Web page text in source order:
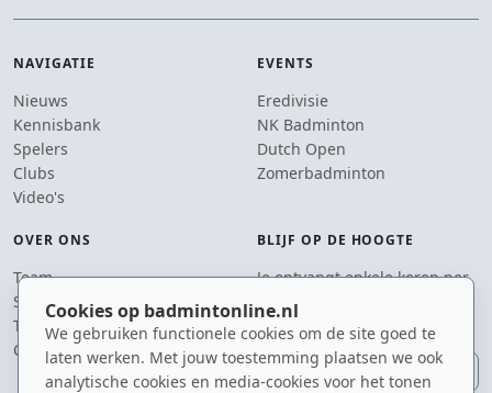
Cookies op badmintonline.nl
We gebruiken functionele cookies om de site goed te
laten werken. Met jouw toestemming plaatsen we ook
analytische cookies en media-cookies voor het tonen
NAVIGATIE
Nieuws
Kennisbank
Spelers
Clubs
Video's
EVENTS
Eredivisie
NK Badminton
Dutch Open
Zomerbadminton
OVER ONS
Team
Supporters
Tip de redactie
Contact
BLIJF OP DE HOOGTE
Je ontvangt enkele keren per
jaar een e-mail met het
laatste badmintonnieuws.
E-mailadres